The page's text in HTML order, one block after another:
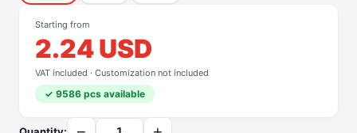
Starting from
2.24 USD
VAT included · Customization not included
✓ 9586 pcs available